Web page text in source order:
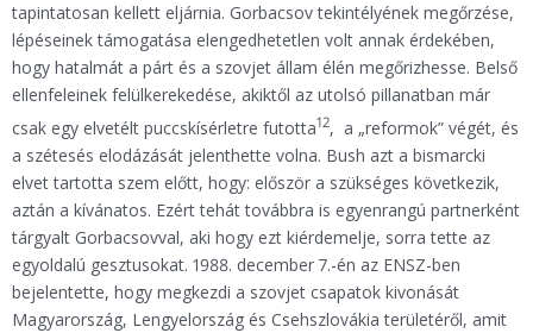
tapintatosan kellett eljárnia. Gorbacsov tekintélyének megőrzése,
lépéseinek támogatása elengedhetetlen volt annak érdekében,
hogy hatalmát a párt és a szovjet állam élén megőrizhesse. Belső
ellenfeleinek felülkerekedése, akiktől az utolsó pillanatban már
csak egy elvetélt puccskísérletre futotta12, a „reformok” végét, és
a szétesés elodázását jelenthette volna. Bush azt a bismarcki
elvet tartotta szem előtt, hogy: először a szükséges következik,
aztán a kívánatos. Ezért tehát továbbra is egyenrangú partnerként
tárgyalt Gorbacsovval, aki hogy ezt kiérdemelje, sorra tette az
egyoldalú gesztusokat. 1988. december 7.-én az ENSZ-ben
bejelentette, hogy megkezdi a szovjet csapatok kivonását
Magyarország, Lengyelország és Csehszlovákia területéről, amit